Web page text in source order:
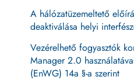
A hálózatüzemeltető
deaktiválása helyi
Vezérelhető fogyasztók
Manager 2.0
(EnWG) 14a §-a szerint